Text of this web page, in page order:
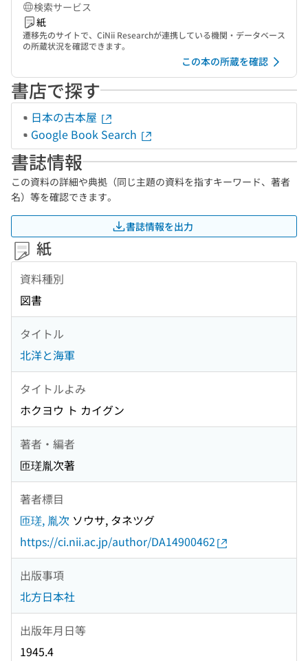
検索サービス
紙
遷移先のサイトで、CiNii Researchが連携している機関・データベース
の所蔵状況を確認できます。
この本の所蔵を確認
書店で探す
日本の古本屋
Google Book Search
書誌情報
この資料の詳細や典拠（同じ主題の資料を指すキーワード、著者
名）等を確認できます。
書誌情報を出力
紙
資料種別
図書
タイトル
北洋と海軍
タイトルよみ
ホクヨウ ト カイグン
著者・編者
匝瑳胤次著
著者標目
匝瑳, 胤次 ソウサ, タネツグ
https://ci.nii.ac.jp/author/DA14900462
出版事項
北方日本社
出版年月日等
1945.4